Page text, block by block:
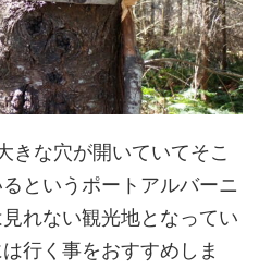
きな穴が開いていてそこ
というポートアルバーニ
れない観光地となってい
行く事をおすすめしま